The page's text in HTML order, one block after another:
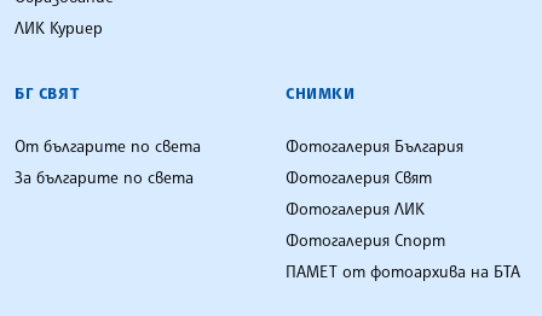
ЛИК Куриер
БГ СВЯТ
От българите по света
За българите по света
СНИМКИ
Фотогалерия България
Фотогалерия Свят
Фотогалерия ЛИК
Фотогалерия Спорт
ПАМЕТ от фотоархива на БТА